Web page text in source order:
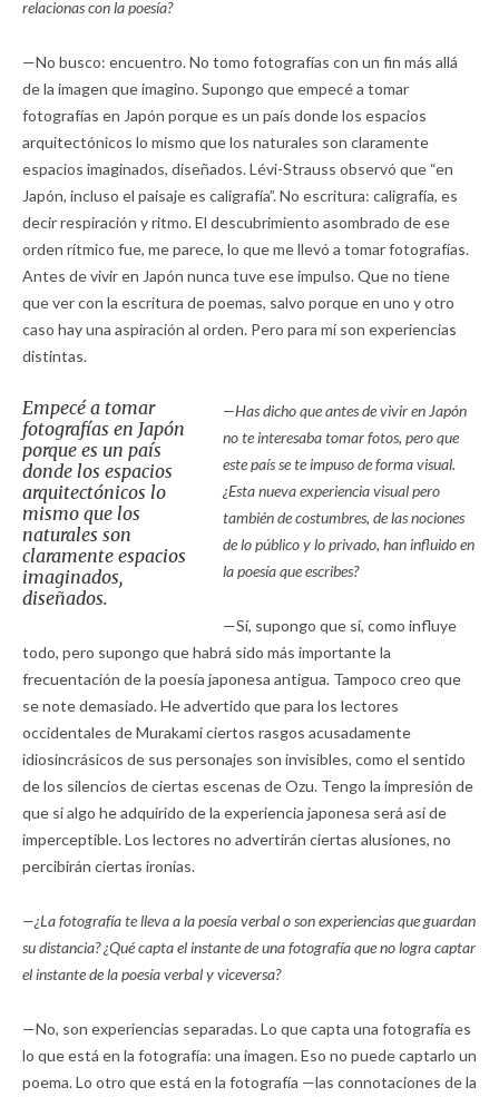
relacionas con la poesía?
—No busco: encuentro. No tomo fotografías con un fin más allá
de la imagen que imagino. Supongo que empecé a tomar
fotografías en Japón porque es un país donde los espacios
arquitectónicos lo mismo que los naturales son claramente
espacios imaginados, diseñados. Lévi-Strauss observó que “en
Japón, incluso el paisaje es caligrafía”. No escritura: caligrafía, es
decir respiración y ritmo. El descubrimiento asombrado de ese
orden rítmico fue, me parece, lo que me llevó a tomar fotografías.
Antes de vivir en Japón nunca tuve ese impulso. Que no tiene
que ver con la escritura de poemas, salvo porque en uno y otro
caso hay una aspiración al orden. Pero para mí son experiencias
distintas.
Empecé a tomar
fotografías en Japón
porque es un país
donde los espacios
arquitectónicos lo
mismo que los
naturales son
claramente espacios
imaginados,
diseñados.
—Has dicho que antes de vivir en Japón
no te interesaba tomar fotos, pero que
este país se te impuso de forma visual.
¿Esta nueva experiencia visual pero
también de costumbres, de las nociones
de lo público y lo privado, han influido en
la poesía que escribes?
—Sí, supongo que sí, como influye
todo, pero supongo que habrá sido más importante la
frecuentación de la poesía japonesa antigua. Tampoco creo que
se note demasiado. He advertido que para los lectores
occidentales de Murakami ciertos rasgos acusadamente
idiosincrásicos de sus personajes son invisibles, como el sentido
de los silencios de ciertas escenas de Ozu. Tengo la impresión de
que si algo he adquirido de la experiencia japonesa será así de
imperceptible. Los lectores no advertirán ciertas alusiones, no
percibirán ciertas ironías.
—¿La fotografía te lleva a la poesía verbal o son experiencias que guardan
su distancia? ¿Qué capta el instante de una fotografía que no logra captar
el instante de la poesía verbal y viceversa?
—No, son experiencias separadas. Lo que capta una fotografía es
lo que está en la fotografía: una imagen. Eso no puede captarlo un
poema. Lo otro que está en la fotografía —las connotaciones de la